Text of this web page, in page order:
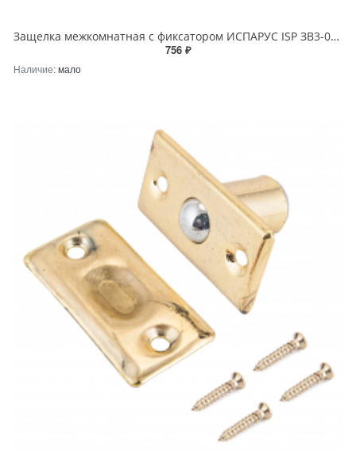
Защелка межкомнатная с фиксатором ИСПАРУС ISP ЗВ3-03 матовый никель
756 ₽
Наличие:мало